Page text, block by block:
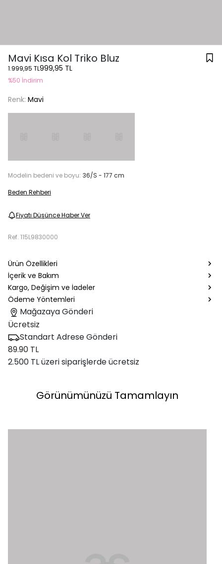
Mavi Kısa Kol Triko Bluz
1.999,95 TL999,95 TL
%50 İndirim
Renk: Mavi
Modelin bedeni ve boyu: 36/S - 177 cm
Beden Rehberi
Fiyatı Düşünce Haber Ver
Ref. 115L9830000
Ürün Özellikleri
İçerik ve Bakım
Kargo, Değişim ve İadeler
Ödeme Yöntemleri
Mağazaya Gönderi
Ücretsiz
Standart Adrese Gönderi
89.90 TL
2.500 TL üzeri siparişlerde ücretsiz
Görünümünüzü Tamamlayın